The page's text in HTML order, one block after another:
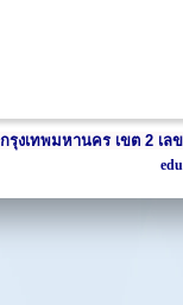
งเทพมหานคร เขต 2 เล